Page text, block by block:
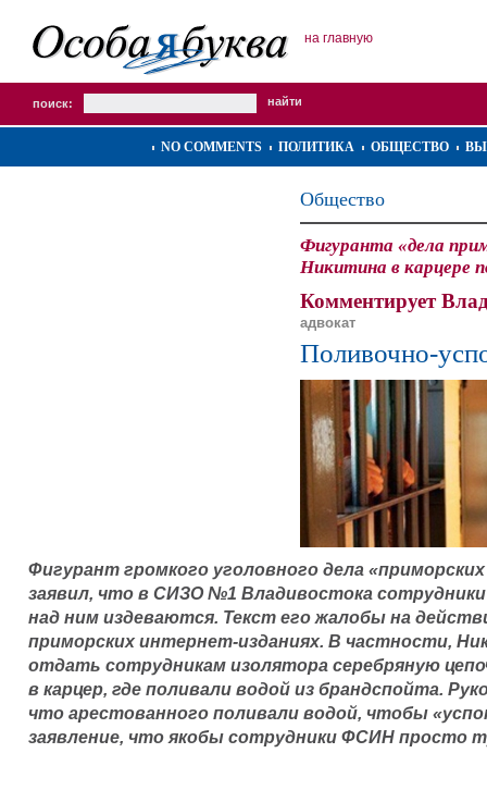
на главную
поиск:
NO COMMENTS ПОЛИТИКА ОБЩЕСТВО
Общество
Фигуранта «дела
Никитина в карцере
Комментирует
адвокат
Поливочно-
Фигурант громкого уголовного дела
заявил, что в СИЗО №1 Владивостока
над ним издеваются. Текст его жалобы на
приморских интернет-изданиях. В частности,
отдать сотрудникам изолятора серебряную
в карцер, где поливали водой из брандспойта.
что арестованного поливали водой, чтобы
заявление, что якобы сотрудники ФСИН просто